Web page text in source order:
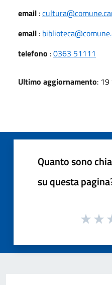
email :
email :
telefono :0363 51111
Ultimo aggiornamento:
Quanto sono
su questa